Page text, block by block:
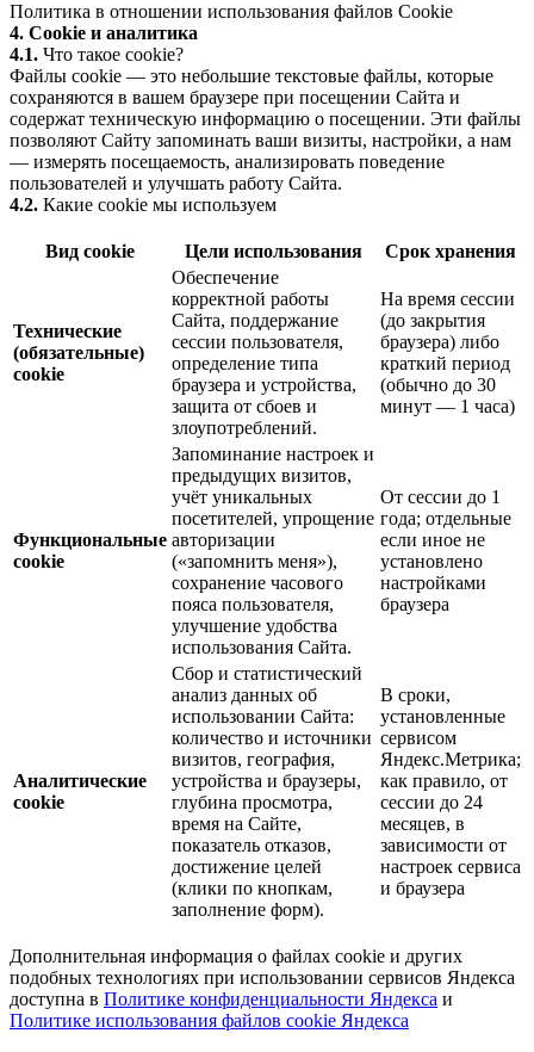
Политика в отношении использования файлов Cookie
4. Cookie и аналитика
4.1. Что такое cookie?
Файлы cookie — это небольшие текстовые файлы, которые
сохраняются в вашем браузере при посещении Сайта и
содержат техническую информацию о посещении. Эти файлы
позволяют Сайту запоминать ваши визиты, настройки, а нам
— измерять посещаемость, анализировать поведение
пользователей и улучшать работу Сайта.
4.2. Какие cookie мы используем
Вид cookie Цели использования Срок хранения
Технические
(обязательные)
cookie
Обеспечение
корректной работы
Сайта, поддержание
сессии пользователя,
определение типа
браузера и устройства,
защита от сбоев и
злоупотреблений.
На время сессии
(до закрытия
браузера) либо
краткий период
(обычно до 30
минут — 1 часа)
Функциональные
cookie
Запоминание настроек и
предыдущих визитов,
учёт уникальных
посетителей, упрощение
авторизации
(«запомнить меня»),
сохранение часового
пояса пользователя,
улучшение удобства
использования Сайта.
От сессии до 1
года; отдельные
если иное не
установлено
настройками
браузера
Аналитические
cookie
Сбор и статистический
анализ данных об
использовании Сайта:
количество и источники
визитов, география,
устройства и браузеры,
глубина просмотра,
время на Сайте,
показатель отказов,
достижение целей
(клики по кнопкам,
заполнение форм).
В сроки,
установленные
сервисом
Яндекс.Метрика;
как правило, от
сессии до 24
месяцев, в
зависимости от
настроек сервиса
и браузера
Дополнительная информация о файлах cookie и других
подобных технологиях при использовании сервисов Яндекса
доступна в Политике конфиденциальности Яндекса и
Политике использования файлов cookie Яндекса